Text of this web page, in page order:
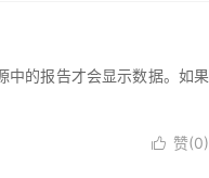
中的报告才会显示数据。如果
 赞(0)